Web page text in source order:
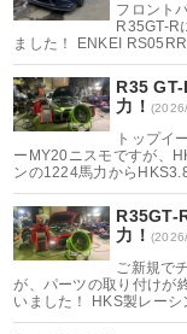
フロント
R35GT-R
ました！ ENKEI
R35
力！
トップイ
ーMY20ニスモですが、
ンの1224馬力から
R35GT-
力！
ご新規で
が、パーツの取り付けが
いました！ HKS製レー